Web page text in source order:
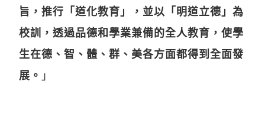
旨，推行「道化教育」，並以「明道立德」為
校訓，透過品德和學業兼備的全人教育，使學
生在德、智、體、群、美各方面都得到全面發
展。 」